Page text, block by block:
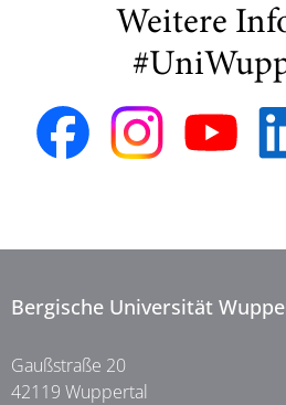
Weitere
Bergische Universität
Gaußstraße 20
42119 Wuppertal